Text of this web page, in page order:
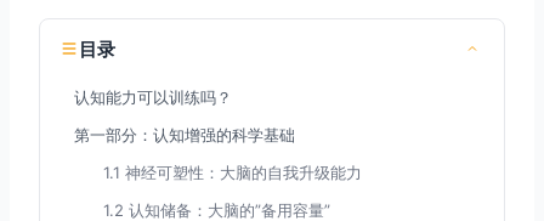
目录
认知能力可以训练吗？
第一部分：认知增强的科学基础
1.1 神经可塑性：大脑的自我升级能力
1.2 认知储备：大脑的”备用容量”